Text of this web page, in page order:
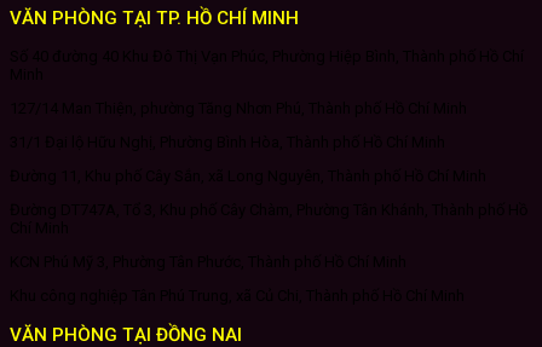
VĂN PHÒNG TẠI TP. HỒ CHÍ MINH
VĂN PHÒNG TẠI ĐỒNG NAI